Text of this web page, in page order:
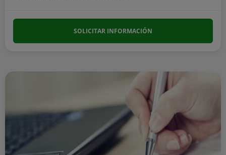
SOLICITAR INFORMACIÓN